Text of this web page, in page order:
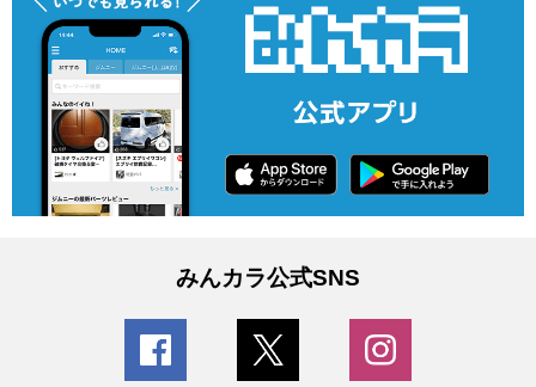
みんカラ公式SNS